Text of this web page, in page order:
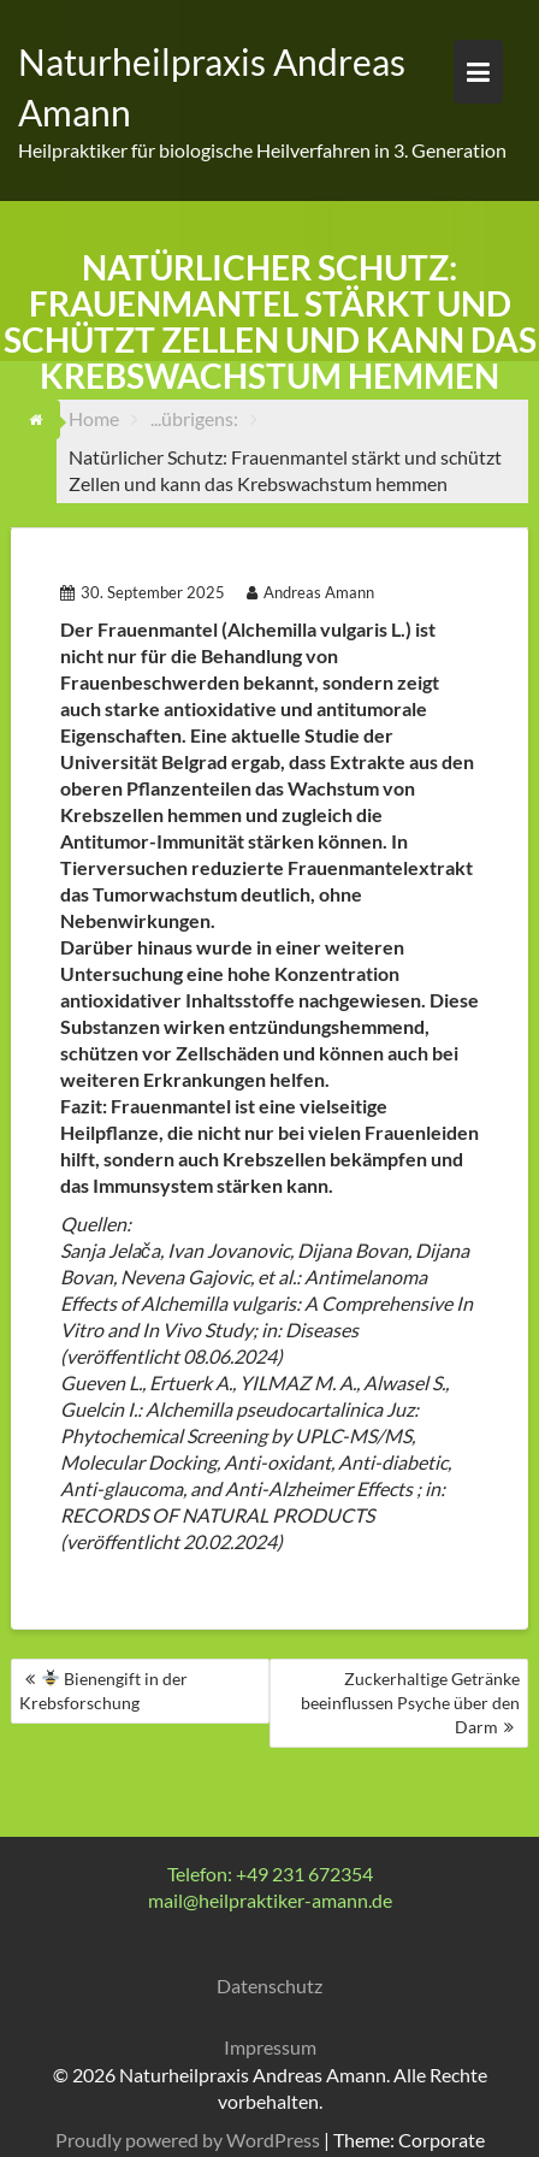
content
Naturheilpraxis Andreas
Amann
Heilpraktiker für biologische Heilverfahren in 3. Generation
NATÜRLICHER SCHUTZ:
FRAUENMANTEL STÄRKT UND
SCHÜTZT ZELLEN UND KANN DAS
KREBSWACHSTUM HEMMEN
Home
...übrigens:
Natürlicher Schutz: Frauenmantel stärkt und schützt
Zellen und kann das Krebswachstum hemmen
30. September 2025 Andreas Amann
Der Frauenmantel (Alchemilla vulgaris L.) ist
nicht nur für die Behandlung von
Frauenbeschwerden bekannt, sondern zeigt
auch starke antioxidative und antitumorale
Eigenschaften. Eine aktuelle Studie der
Universität Belgrad ergab, dass Extrakte aus den
oberen Pflanzenteilen das Wachstum von
Krebszellen hemmen und zugleich die
Antitumor-Immunität stärken können. In
Tierversuchen reduzierte Frauenmantelextrakt
das Tumorwachstum deutlich, ohne
Nebenwirkungen.
Darüber hinaus wurde in einer weiteren
Untersuchung eine hohe Konzentration
antioxidativer Inhaltsstoffe nachgewiesen. Diese
Substanzen wirken entzündungshemmend,
schützen vor Zellschäden und können auch bei
weiteren Erkrankungen helfen.
Fazit: Frauenmantel ist eine vielseitige
Heilpflanze, die nicht nur bei vielen Frauenleiden
hilft, sondern auch Krebszellen bekämpfen und
das Immunsystem stärken kann.
Quellen:
Sanja Jelača, Ivan Jovanovic, Dijana Bovan, Dijana
Bovan, Nevena Gajovic, et al.: Antimelanoma
Effects of Alchemilla vulgaris: A Comprehensive In
Vitro and In Vivo Study; in: Diseases
(veröffentlicht 08.06.2024)
Gueven L., Ertuerk A., YILMAZ M. A., Alwasel S.,
Guelcin I.: Alchemilla pseudocartalinica Juz:
Phytochemical Screening by UPLC-MS/MS,
Molecular Docking, Anti-oxidant, Anti-diabetic,
Anti-glaucoma, and Anti-Alzheimer Effects ; in:
RECORDS OF NATURAL PRODUCTS
(veröffentlicht 20.02.2024)
BEITRAGSNAVIGATION
Bienengift in der
Krebsforschung
Zuckerhaltige Getränke
beeinflussen Psyche über den
Darm
Telefon: +49 231 672354
mail@heilpraktiker-amann.de
Datenschutz
Impressum
© 2026 Naturheilpraxis Andreas Amann. Alle Rechte
vorbehalten.
Proudly powered by WordPress | Theme: Corporate